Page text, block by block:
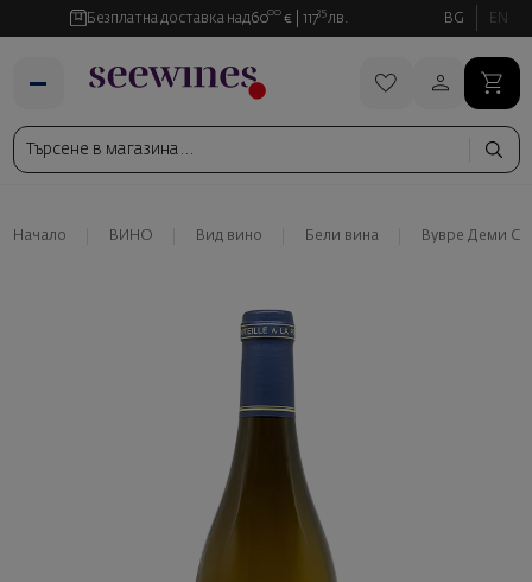
Безплатна доставка над6000 € 11735 лв. BG EN
Начало ВИНО Вид вино Бели вина Вувре Деми